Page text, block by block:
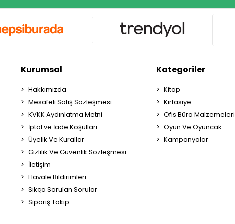
Kurumsal
Hakkımızda
Mesafeli Satış Sözleşmesi
KVKK Aydınlatma Metni
İptal ve İade Koşulları
Üyelik Ve Kurallar
Gizlilik Ve Güvenlik Sözleşmesi
İletişim
Havale Bildirimleri
Sıkça Sorulan Sorular
Sipariş Takip
Kategoriler
Kitap
Kırtasiye
Ofis Büro Malzemeleri
Oyun Ve Oyuncak
Kampanyalar